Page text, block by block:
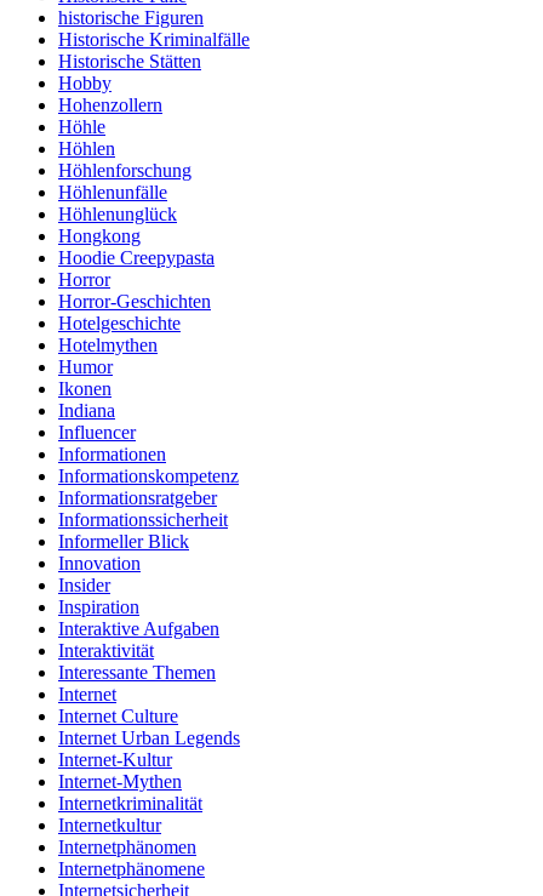
historische Figuren
Historische Kriminalfälle
Historische Stätten
Hobby
Hohenzollern
Höhle
Höhlen
Höhlenforschung
Höhlenunfälle
Höhlenunglück
Hongkong
Hoodie Creepypasta
Horror
Horror-Geschichten
Hotelgeschichte
Hotelmythen
Humor
Ikonen
Indiana
Influencer
Informationen
Informationskompetenz
Informationsratgeber
Informationssicherheit
Informeller Blick
Innovation
Insider
Inspiration
Interaktive Aufgaben
Interaktivität
Interessante Themen
Internet
Internet Culture
Internet Urban Legends
Internet-Kultur
Internet-Mythen
Internetkriminalität
Internetkultur
Internetphänomen
Internetphänomene
Internetsicherheit